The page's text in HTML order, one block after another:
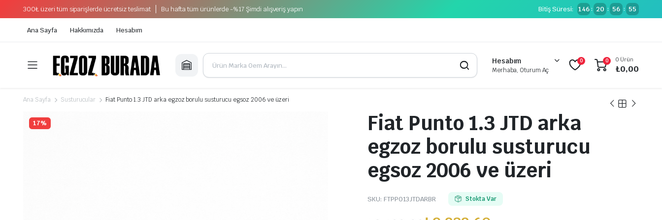
300₺ üzeri tüm siparişlerde ücretsiz teslimat Bu hafta tüm ürünlerde -%17 Şimdi alışveriş yapın Bitiş Süresi: 146 : 20 : 56 : 54
Ana Sayfa Hakkımızda Hesabım
Hesabım
Merhaba, Oturum Aç
0 0 0 Ürün
₺0,00
Ana Sayfa Susturucular Fiat Punto 1.3 JTD arka egzoz borulu susturucu egsoz 2006 ve üzeri
17%
Fiat Punto 1.3 JTD arka
egzoz borulu susturucu
egsoz 2006 ve üzeri
SKU: FTPPO13JTDARBR Stokta Var